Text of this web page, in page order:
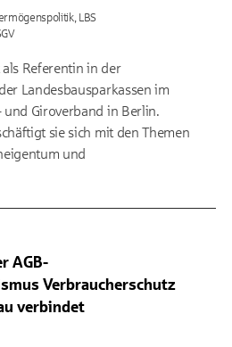
LBS
Referentin in der
Landesbausparkassen im
und Giroverband in Berlin.
sie sich mit den Themen
und
AGB-
Verbraucherschutz
verbindet